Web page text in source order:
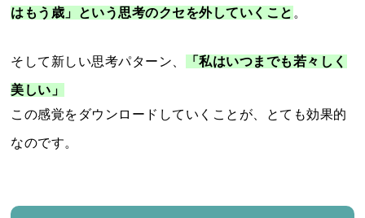
はもう歳」という思考のクセを外していくこと 。
そして新しい思考パターン、 「私はいつまでも若々しく
美しい」
この感覚をダウンロードしていくことが、とても効果的
なのです。